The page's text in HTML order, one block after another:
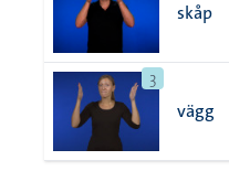
skåp
3
vägg